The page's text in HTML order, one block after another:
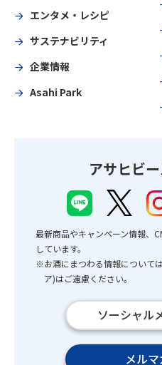
エンタメ・レシピ
サステナビリティ
企業情報
Asahi Park
アサヒビ
最新商品やキャンペーン情報、
しています。
※お酒にまつわる情報について
ア)はご遠慮ください。
ソーシャル
メル